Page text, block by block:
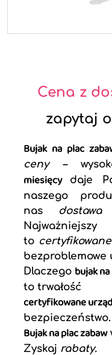
Cena z
zapytaj
Bujak na plac
ceny –
miesięcy
daje
naszego
nas
to
bezproblemowe
Dlaczego bujak
to trwałość
certyfikowane
bezpieczeństwo.
Bujak na plac zabaw
Zyskaj rabaty.